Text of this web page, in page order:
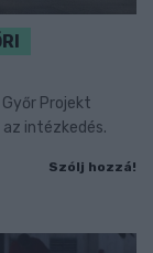
Projekt
intézkedés.
Szólj hozzá!